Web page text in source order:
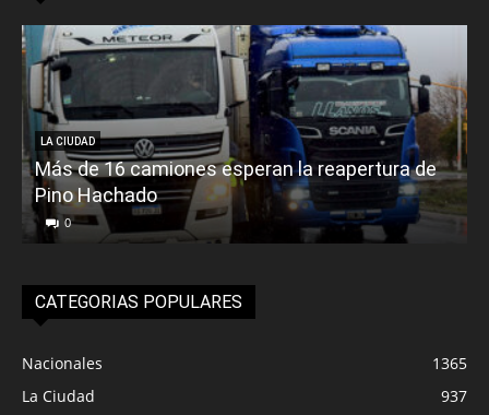
LA CIUDAD
Más de 16 camiones esperan la reapertura de
Pino Hachado
0
CATEGORIAS POPULARES
Nacionales
1365
La Ciudad
937